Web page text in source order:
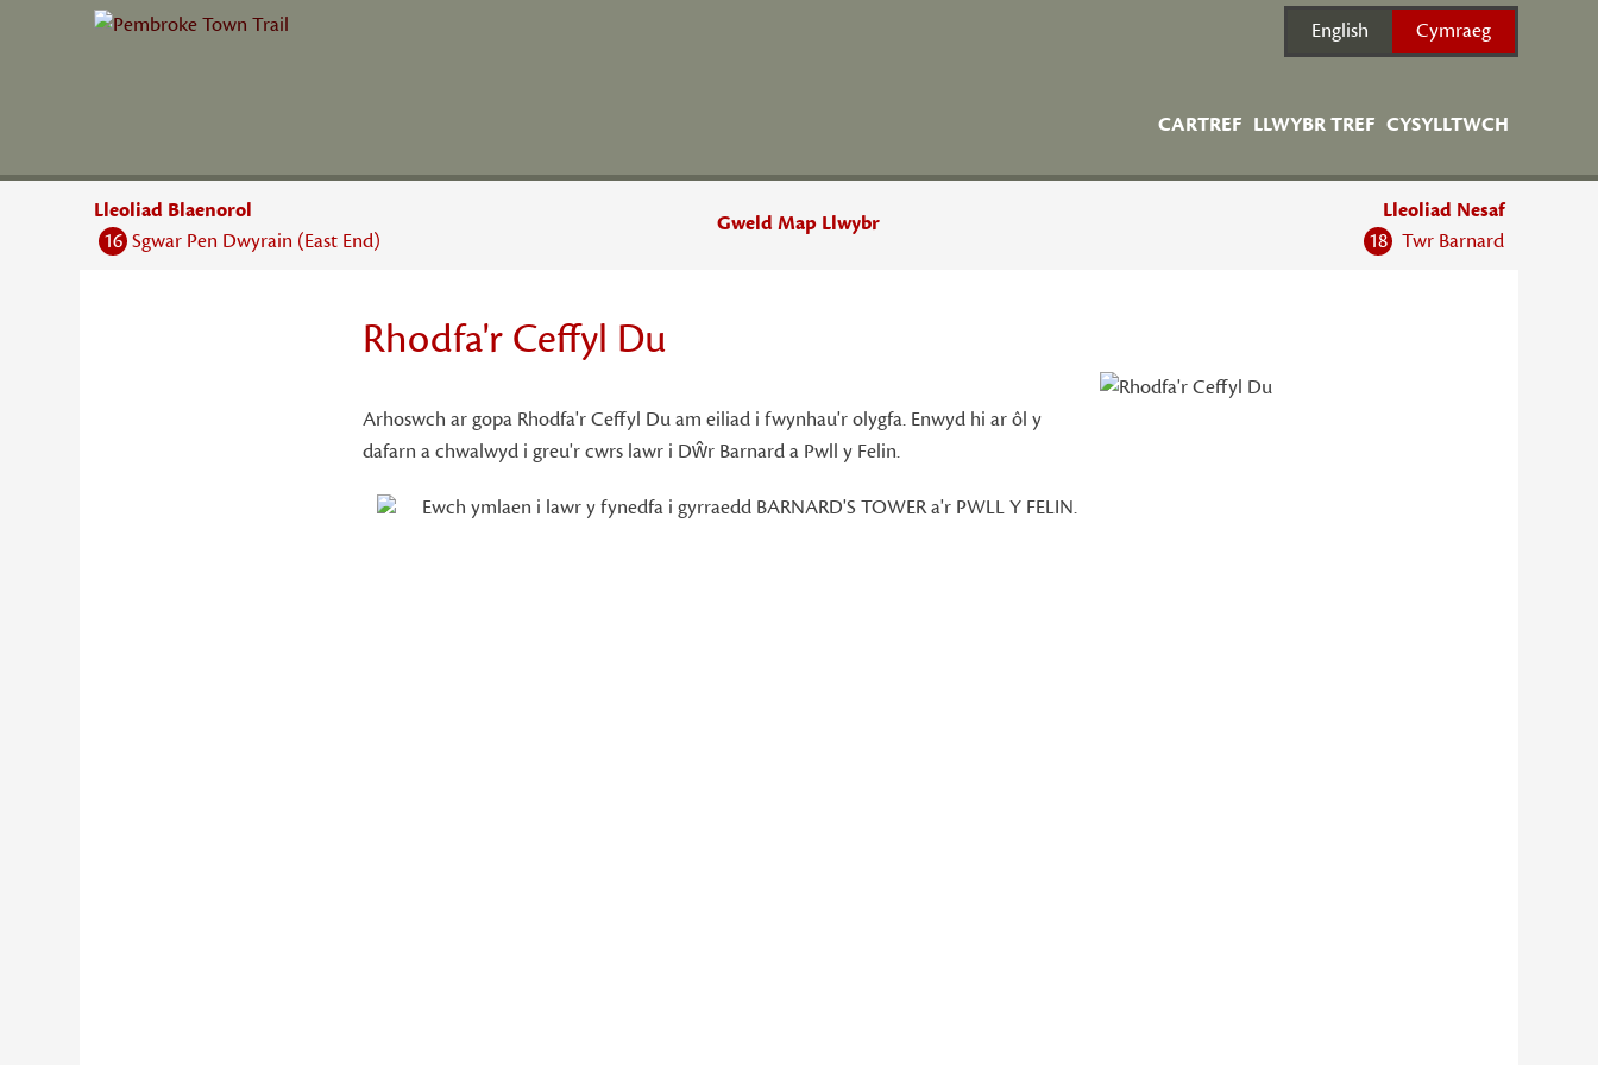
English Cymraeg
CARTREF LLWYBR TREF CYSYLLTWCH
Lleoliad Blaenorol
16 Sgwar Pen Dwyrain (East End)
Gweld Map Llwybr
Lleoliad Nesaf
18 Twr Barnard
Rhodfa'r Ceffyl Du
Arhoswch ar gopa Rhodfa'r Ceffyl Du am eiliad i fwynhau'r olygfa. Enwyd hi ar ôl y
dafarn a chwalwyd i greu'r cwrs lawr i Dŵr Barnard a Pwll y Felin.
Ewch ymlaen i lawr y fynedfa i gyrraedd BARNARD'S TOWER a'r PWLL Y FELIN.